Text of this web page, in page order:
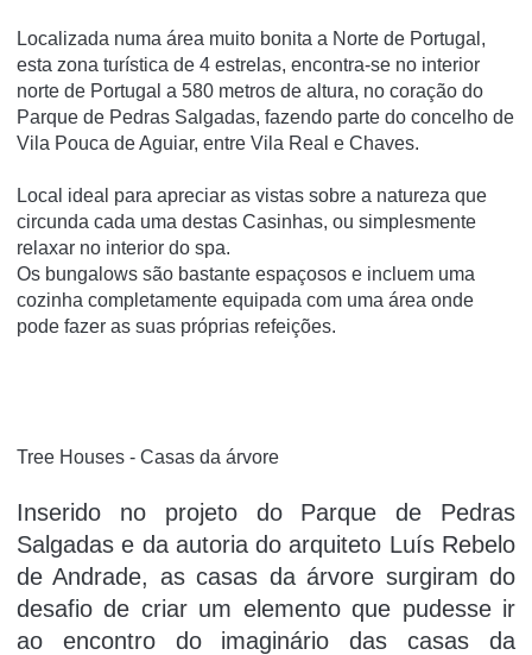
Localizada numa área muito bonita a Norte de Portugal,
esta zona turística de 4 estrelas, encontra-se no interior
norte de Portugal a 580 metros de altura, no coração do
Parque de Pedras Salgadas, fazendo parte do concelho de
Vila Pouca de Aguiar, entre Vila Real e Chaves.
Local ideal para apreciar as vistas sobre a natureza que
circunda cada uma destas Casinhas, ou simplesmente
relaxar no interior do spa.
Os bungalows são bastante espaçosos e incluem uma
cozinha completamente equipada com uma área onde
pode fazer as suas próprias refeições.
Tree Houses - Casas da árvore
Inserido no projeto do Parque de Pedras
Salgadas e da autoria do arquiteto Luís Rebelo
de Andrade, as casas da árvore surgiram do
desafio de criar um elemento que pudesse ir
ao encontro do imaginário das casas da